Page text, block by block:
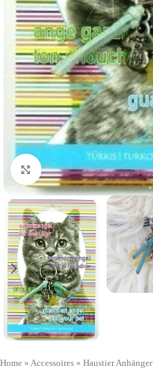
Click to enlarge
Home » Accessoires » Haustier Anhänger